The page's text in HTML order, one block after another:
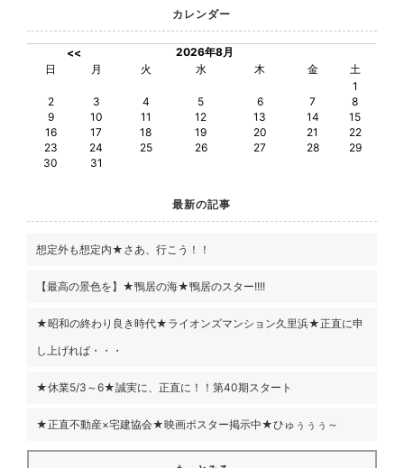
カレンダー
<<
2026年8月
日
月 火 水 木 金
土
1
2
3 4 5 6 7
8
9
10 11 12 13 14
15
16
17 18 19 20 21
22
23
24 25 26 27 28
29
30
31
最新の記事
想定外も想定内★さあ、行こう！！
【最高の景色を】★鴨居の海★鴨居のスター!!!!
★昭和の終わり良き時代★ライオンズマンション久里浜★正直に申
し上げれば・・・
★休業5/3～6★誠実に、正直に！！第40期スタート
★正直不動産×宅建協会★映画ポスター掲示中★ひゅぅぅぅ～